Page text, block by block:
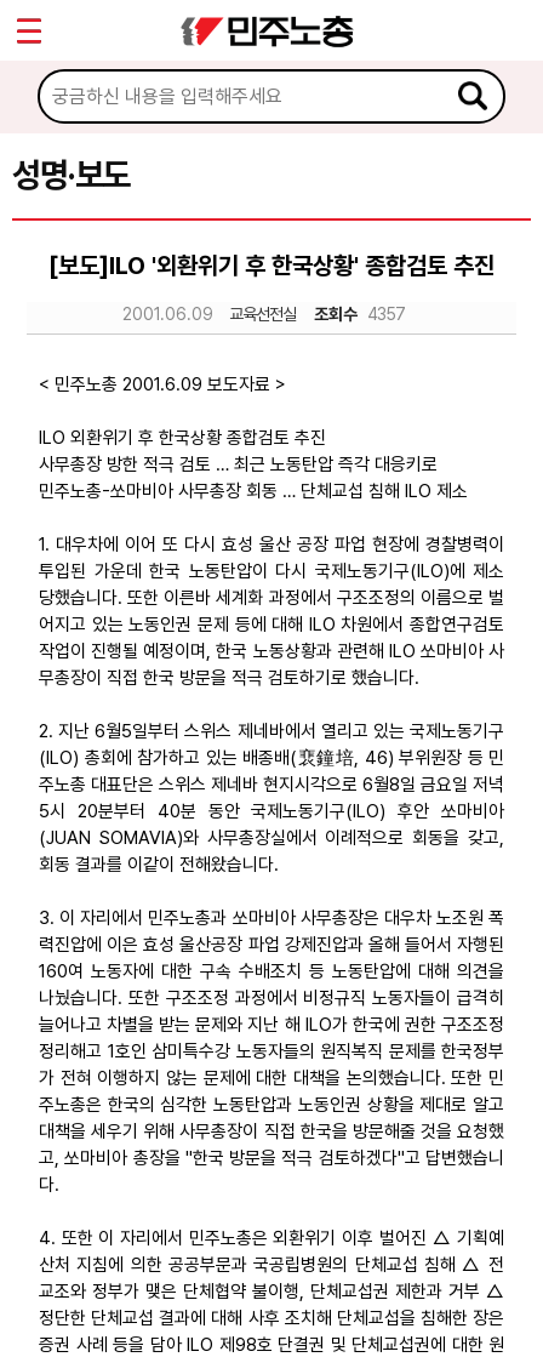
성명·보도
[보도]ILO '외환위기 후 한국상황' 종합검토 추진
2001.06.09 교육선전실 조회수 4357
< 민주노총 2001.6.09 보도자료 >
ILO 외환위기 후 한국상황 종합검토 추진
사무총장 방한 적극 검토 … 최근 노동탄압 즉각 대응키로
민주노총-쏘마비아 사무총장 회동 … 단체교섭 침해 ILO 제소
1. 대우차에 이어 또 다시 효성 울산 공장 파업 현장에 경찰병력이
투입된 가운데 한국 노동탄압이 다시 국제노동기구(ILO)에 제소
당했습니다. 또한 이른바 세계화 과정에서 구조조정의 이름으로 벌
어지고 있는 노동인권 문제 등에 대해 ILO 차원에서 종합연구검토
작업이 진행될 예정이며, 한국 노동상황과 관련해 ILO 쏘마비아 사
무총장이 직접 한국 방문을 적극 검토하기로 했습니다.
2. 지난 6월5일부터 스위스 제네바에서 열리고 있는 국제노동기구
(ILO) 총회에 참가하고 있는 배종배(裵鐘培, 46) 부위원장 등 민
주노총 대표단은 스위스 제네바 현지시각으로 6월8일 금요일 저녁
5시 20분부터 40분 동안 국제노동기구(ILO) 후안 쏘마비아
(JUAN SOMAVIA)와 사무총장실에서 이례적으로 회동을 갖고,
회동 결과를 이같이 전해왔습니다.
3. 이 자리에서 민주노총과 쏘마비아 사무총장은 대우차 노조원 폭
력진압에 이은 효성 울산공장 파업 강제진압과 올해 들어서 자행된
160여 노동자에 대한 구속 수배조치 등 노동탄압에 대해 의견을
나눴습니다. 또한 구조조정 과정에서 비정규직 노동자들이 급격히
늘어나고 차별을 받는 문제와 지난 해 ILO가 한국에 권한 구조조정
정리해고 1호인 삼미특수강 노동자들의 원직복직 문제를 한국정부
가 전혀 이행하지 않는 문제에 대한 대책을 논의했습니다. 또한 민
주노총은 한국의 심각한 노동탄압과 노동인권 상황을 제대로 알고
대책을 세우기 위해 사무총장이 직접 한국을 방문해줄 것을 요청했
고, 쏘마비아 총장을 "한국 방문을 적극 검토하겠다"고 답변했습니
다.
4. 또한 이 자리에서 민주노총은 외환위기 이후 벌어진 △ 기획예
산처 지침에 의한 공공부문과 국공립병원의 단체교섭 침해 △ 전
교조와 정부가 맺은 단체협약 불이행, 단체교섭권 제한과 거부 △
정단한 단체교섭 결과에 대해 사후 조치해 단체교섭을 침해한 장은
증권 사례 등을 담아 ILO 제98호 단결권 및 단체교섭권에 대한 원
마이페이지
소개
소식
공지사항
성명·보도
노동상담
자료
업무
Sketchbook5, 스케치북5
Sketchbook5, 스케치북5